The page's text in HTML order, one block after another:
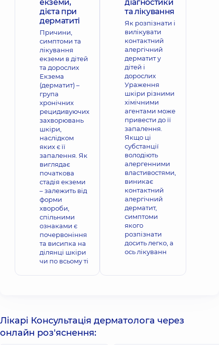
екземи,
дієта при
дерматиті
Причини,
симптоми та
лікування
екземи в дітей
та дорослих
Екзема
(дерматит) –
група
хронічних
рецидивуючих
захворювань
шкіри,
наслідком
яких є її
запалення. Як
виглядає
початкова
стадія екземи
– залежить від
форми
хвороби,
спільними
ознаками є
почервоніння
та висипка на
ділянці шкіри
чи по всьому ті
діагностики
та лікування
Як розпізнати і
вилікувати
контактний
алергічний
дерматит у
дітей і
дорослих
Ураження
шкіри різними
хімічними
агентами може
привести до її
запалення.
Якщо ці
субстанції
володіють
алергенними
властивостями,
виникає
контактний
алергічний
дерматит,
симптоми
якого
розпізнати
досить легко, а
ось лікуванн
Лікарі Консультація дерматолога через
онлайн роз'яснення: